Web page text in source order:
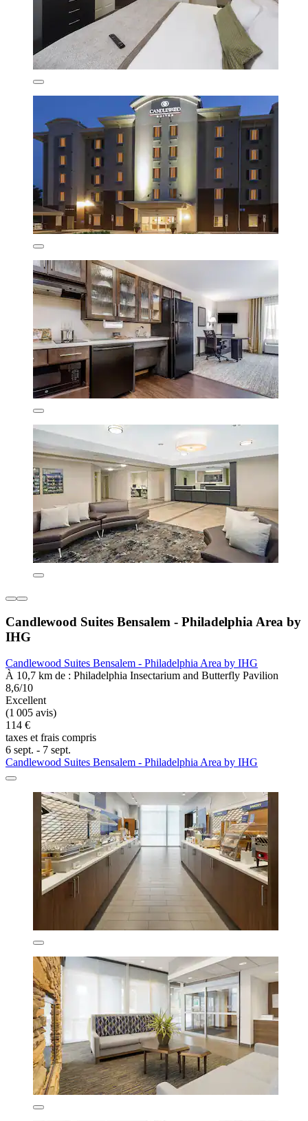
Candlewood Suites Bensalem - Philadelphia Area by
IHG
Candlewood Suites Bensalem - Philadelphia Area by IHG
À 10,7 km de : Philadelphia Insectarium and Butterfly Pavilion
8,6/10
Excellent
(1 005 avis)
114 €
taxes et frais compris
6 sept. - 7 sept.
Candlewood Suites Bensalem - Philadelphia Area by IHG